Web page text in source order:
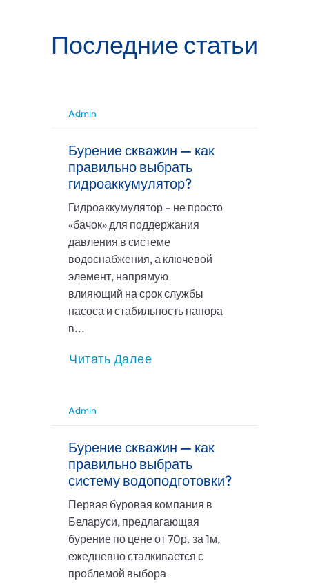
Последние статьи
Admin
Бурение скважин — как
правильно выбрать
гидроаккумулятор?
Гидроаккумулятор – не просто
«бачок» для поддержания
давления в системе
водоснабжения, а ключевой
элемент, напрямую
влияющий на срок службы
насоса и стабильность напора
в...
Читать Далее
Admin
Бурение скважин — как
правильно выбрать
систему водоподготовки?
Первая буровая компания в
Беларуси, предлагающая
бурение по цене от 70р. за 1м,
ежедневно сталкивается с
проблемой выбора